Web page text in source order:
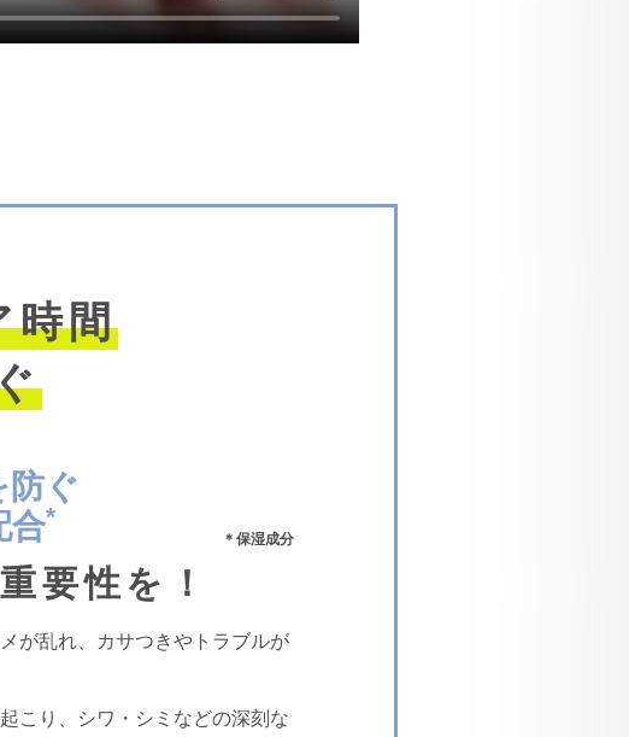
時間
防ぐ
合*
要性を！
が乱れ、カサつきやトラブルが
こり、シワ・シミなどの深刻な